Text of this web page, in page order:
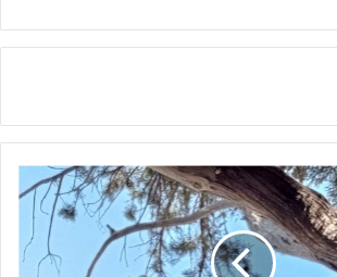
Sivridağ
“Peynir
Dilimi”
ve
“Gladyo”